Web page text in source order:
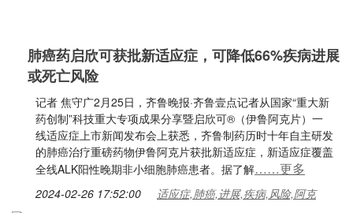
肺癌药启欣可获批新适应症，可降低66%疾病进展
或死亡风险
记者 焦守广2月25日，齐鲁晚报·齐鲁壹点记者从国家“重大新
药创制”科技重大专项成果分享暨启欣可®（伊鲁阿克片）一
线适应症上市新闻发布会上获悉，齐鲁制药历时十年自主研发
的肺癌治疗重磅药物伊鲁阿克片获批新适应症，新适应症覆盖
全线ALK阳性晚期非小细胞肺癌患者。据了解……更多
2024-02-26 17:52:00 适应症,肺癌,进展,疾病,风险,阿克